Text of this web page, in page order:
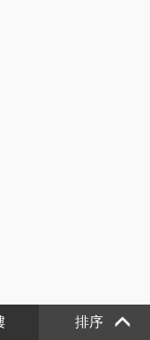
排序